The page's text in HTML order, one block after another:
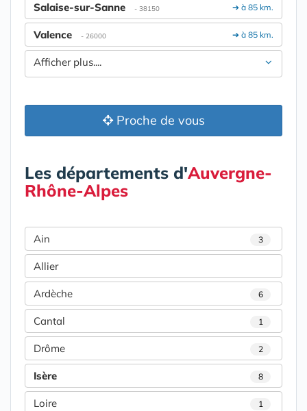
➔ à 85 km.
Salaise-sur-Sanne - 38150
➔ à 85 km.
Valence - 26000
Afficher plus....
Proche de vous
Les départements d'Auvergne-
Rhône-Alpes
Ain 3
Allier
Ardèche 6
Cantal 1
Drôme 2
Isère 8
Loire 1